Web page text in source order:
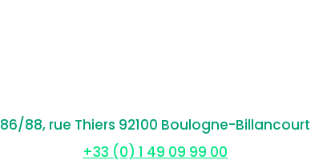
86/88, rue Thiers 92100 Boulogne-Billancourt
+33 (0) 1 49 09 99 00